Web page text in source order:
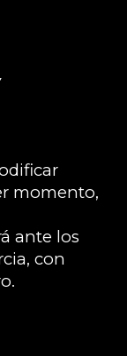
momento,
ante los
con